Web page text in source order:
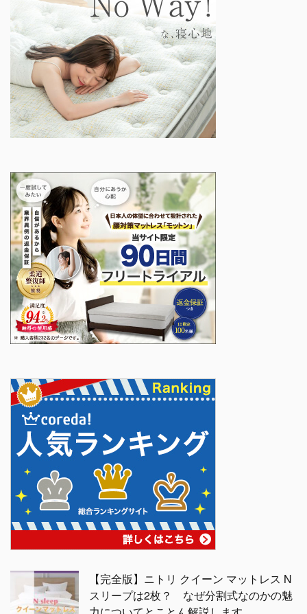
【完全版】ニトリ クイーン マットレス N
スリープは2枚？ なぜ分割式なのかの魅